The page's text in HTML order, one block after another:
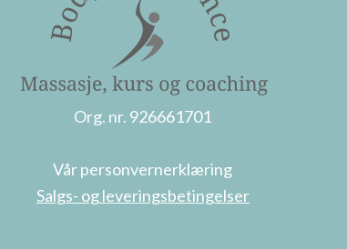
Org. nr. 926661701
Vår personvernerklæring
Salgs- og leveringsbetingelser